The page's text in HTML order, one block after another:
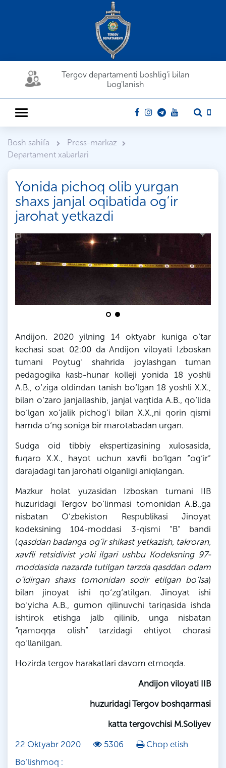
Tergov departamenti boshlig'i bilan
bog'lanish
Bosh sahifa
Press-markaz
Departament xabarlari
Yonida pichoq olib yurgan
shaxs janjal oqibatida og‘ir
jarohat yetkazdi
Andijon. 2020 yilning 14 oktyabr kuniga o‘tar
kechasi soat 02:00 da Andijon viloyati Izboskan
tumani Poytug‘ shahrida joylashgan tuman
pedagogika kasb-hunar kolleji yonida 18 yoshli
A.B., o‘ziga oldindan tanish bo‘lgan 18 yoshli X.X.,
bilan o‘zaro janjallashib, janjal vaqtida A.B., qo‘lida
bo‘lgan xo‘jalik pichog‘i bilan X.X.,ni qorin qismi
hamda o‘ng soniga bir marotabadan urgan.
Sudga oid tibbiy ekspertizasining xulosasida,
fuqaroX.X., hayot uchun xavfli bo‘lgan “og‘ir”
darajadagi tan jarohati olganligi aniqlangan.
Mazkur holat yuzasidan Izboskan tumani IIB
huzuridagi Tergov bo‘linmasi tomonidan A.B.,ga
nisbatan O‘zbekiston Respublikasi Jinoyat
kodeksining 104-moddasi 3-qismi “B” bandi
(qasddan badanga og‘ir shikast yetkazish, takroran,
xavfli retsidivist yoki ilgari ushbu Kodeksning 97-
moddasida nazarda tutilgan tarzda qasddan odam
o‘ldirgan shaxs tomonidan sodir etilgan bo‘lsa)
bilan jinoyat ishi qo‘zg‘atilgan. Jinoyat ishi
bo‘yicha A.B., gumon qilinuvchi tariqasida ishda
ishtirok etishga jalb qilinib, unga nisbatan
“qamoqqa olish” tarzidagi ehtiyot chorasi
qo‘llanilgan.
Hozirda tergov harakatlari davom etmoqda.
Andijon viloyati IIB
huzuridagi Tergov boshqarmasi
katta tergovchisi M.Soliyev
22 Oktyabr 2020
5306
Chop etish
Bo'lishmoq :